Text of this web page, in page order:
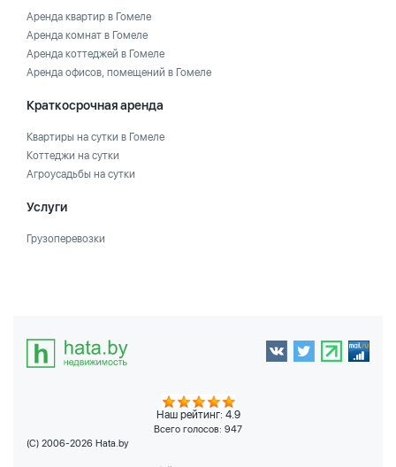
Аренда квартир в Гомеле
Аренда комнат в Гомеле
Аренда коттеджей в Гомеле
Аренда офисов, помещений в Гомеле
Краткосрочная аренда
Квартиры на сутки в Гомеле
Коттеджи на сутки
Агроусадьбы на сутки
Услуги
Грузоперевозки
Наш рейтинг: 4.9
Всего голосов: 947
(C) 2006-2026 Hata.by